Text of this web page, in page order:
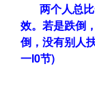
两个人总
效。若是跌倒
倒，没有别人
一l0节)